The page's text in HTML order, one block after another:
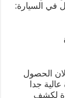
في السيارة:
الحصول
جدا
لكشف